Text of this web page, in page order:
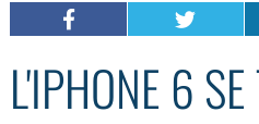
L'IPHONE 6